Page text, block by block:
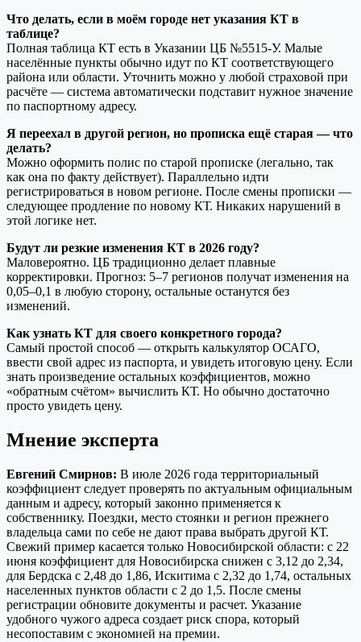
Что делать, если в моём городе нет указания КТ в
таблице?
Полная таблица КТ есть в Указании ЦБ №5515-У. Малые
населённые пункты обычно идут по КТ соответствующего
района или области. Уточнить можно у любой страховой при
расчёте — система автоматически подставит нужное значение
по паспортному адресу.
Я переехал в другой регион, но прописка ещё старая — что
делать?
Можно оформить полис по старой прописке (легально, так
как она по факту действует). Параллельно идти
регистрироваться в новом регионе. После смены прописки —
следующее продление по новому КТ. Никаких нарушений в
этой логике нет.
Будут ли резкие изменения КТ в 2026 году?
Маловероятно. ЦБ традиционно делает плавные
корректировки. Прогноз: 5–7 регионов получат изменения на
0,05–0,1 в любую сторону, остальные останутся без
изменений.
Как узнать КТ для своего конкретного города?
Самый простой способ — открыть калькулятор ОСАГО,
ввести свой адрес из паспорта, и увидеть итоговую цену. Если
знать произведение остальных коэффициентов, можно
«обратным счётом» вычислить КТ. Но обычно достаточно
просто увидеть цену.
Мнение эксперта
Евгений Смирнов: В июле 2026 года территориальный
коэффициент следует проверять по актуальным официальным
данным и адресу, который законно применяется к
собственнику. Поездки, место стоянки и регион прежнего
владельца сами по себе не дают права выбрать другой КТ.
Свежий пример касается только Новосибирской области: с 22
июня коэффициент для Новосибирска снижен с 3,12 до 2,34,
для Бердска с 2,48 до 1,86, Искитима с 2,32 до 1,74, остальных
населенных пунктов области с 2 до 1,5. После смены
регистрации обновите документы и расчет. Указание
удобного чужого адреса создает риск спора, который
несопоставим с экономией на премии.